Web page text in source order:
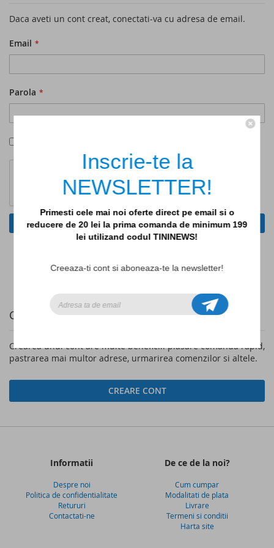
Inscrie-te la
NEWSLETTER!
Primesti cele mai noi oferte direct pe email si o
reducere de 20 lei la prima comanda de minimum 199
lei utilizand codul TININEWS!
Creeaza-ti cont si aboneaza-te la newsletter!
Daca aveti un cont creat, conectati-va cu adresa de email.
Email
Parola
AUTENTIFICARE
Clienti noi
Crearea unui cont are multe beneficii: plasare comanda rapid,
pastrarea mai multor adrese, urmarirea comenzilor si altele.
CREARE CONT
Informatii
Despre noi
Politica de confidentialitate
Retururi
Contactati-ne
De ce de la noi?
Cum cumpar
Modalitati de plata
Livrare
Termeni si conditii
Harta site